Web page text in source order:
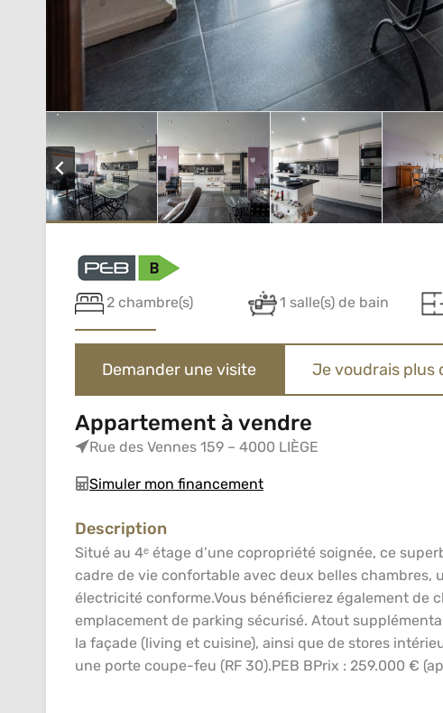
2 chambre(s) 1 salle(s) de bain
Demander une visite Je voudrais plus
Appartement à vendre
Rue des Vennes 159 – 4000 LIÈGE
Simuler mon financement
Description
Situé au 4ᵉ étage d’une copropriété soignée, ce
cadre de vie confortable avec deux belles chambres,
électricité conforme.Vous bénéficierez également de
emplacement de parking sécurisé. Atout
la façade (living et cuisine), ainsi que de stores
une porte coupe-feu (RF 30).PEB BPrix : 259.000 €